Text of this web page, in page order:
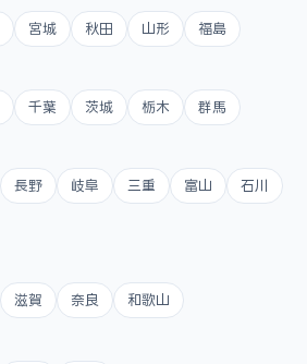
宮城 秋田 山形 福島
千葉 茨城 栃木 群馬
長野 岐阜 三重 富山 石川
滋賀 奈良 和歌山